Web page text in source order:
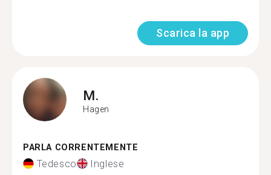
Scarica la app
M.
Hagen
PARLA CORRENTEMENTE
Tedesco Inglese